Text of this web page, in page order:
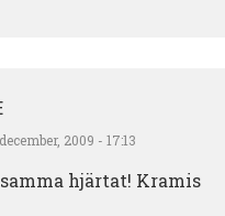
2009 - 17:13
hjärtat! Kramis